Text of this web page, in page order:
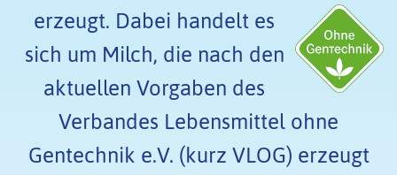
erzeugt. Dabei handelt es
sich um Milch, die nach den
aktuellen Vorgaben des
Verbandes Lebensmittel ohne
Gentechnik e.V. (kurz VLOG) erzeugt